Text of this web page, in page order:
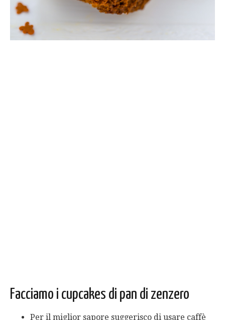
Facciamo i cupcakes di pan di zenzero
Per il miglior sapore suggerisco di usare caffè